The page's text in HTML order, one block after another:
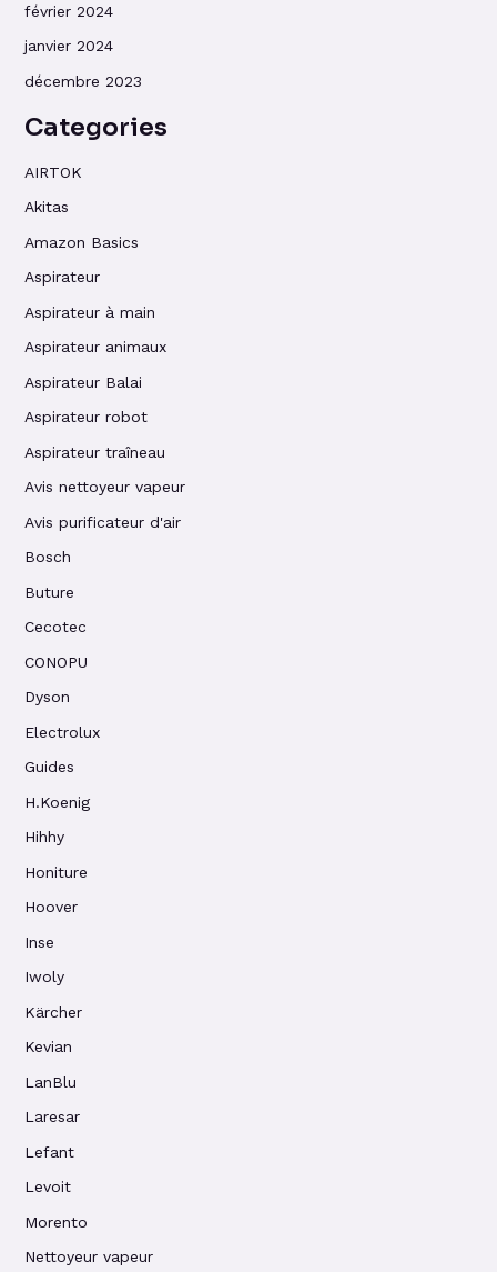
février 2024
janvier 2024
décembre 2023
Categories
AIRTOK
Akitas
Amazon Basics
Aspirateur
Aspirateur à main
Aspirateur animaux
Aspirateur Balai
Aspirateur robot
Aspirateur traîneau
Avis nettoyeur vapeur
Avis purificateur d'air
Bosch
Buture
Cecotec
CONOPU
Dyson
Electrolux
Guides
H.Koenig
Hihhy
Honiture
Hoover
Inse
Iwoly
Kärcher
Kevian
LanBlu
Laresar
Lefant
Levoit
Morento
Nettoyeur vapeur